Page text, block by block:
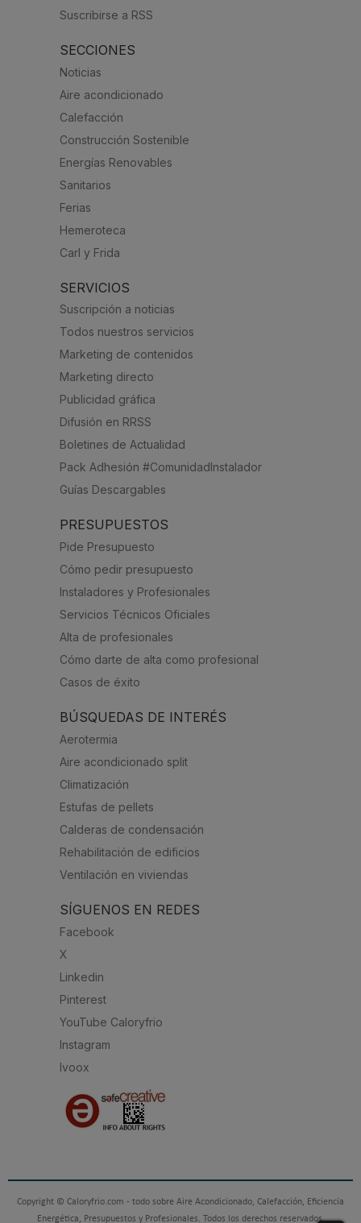
Suscribirse a RSS
SECCIONES
Noticias
Aire acondicionado
Calefacción
Construcción Sostenible
Energías Renovables
Sanitarios
Ferias
Hemeroteca
Carl y Frida
SERVICIOS
Suscripción a noticias
Todos nuestros servicios
Marketing de contenidos
Marketing directo
Publicidad gráfica
Difusión en RRSS
Boletines de Actualidad
Pack Adhesión #ComunidadInstalador
Guías Descargables
PRESUPUESTOS
Pide Presupuesto
Cómo pedir presupuesto
Instaladores y Profesionales
Servicios Técnicos Oficiales
Alta de profesionales
Cómo darte de alta como profesional
Casos de éxito
BÚSQUEDAS DE INTERÉS
Aerotermia
Aire acondicionado split
Climatización
Estufas de pellets
Calderas de condensación
Rehabilitación de edificios
Ventilación en viviendas
SÍGUENOS EN REDES
Facebook
X
Linkedin
Pinterest
YouTube Caloryfrio
Instagram
Ivoox
Copyright © Caloryfrio.com - todo sobre Aire Acondicionado, Calefacción, Eficiencia
Energética, Presupuestos y Profesionales. Todos los derechos reservados.